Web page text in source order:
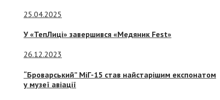
25.04.2025
У «ТепЛиці» завершився «Медяник Fest»
26.12.2023
“Броварський” МіГ-15 став найстарішим експонатом
у музеї авіації